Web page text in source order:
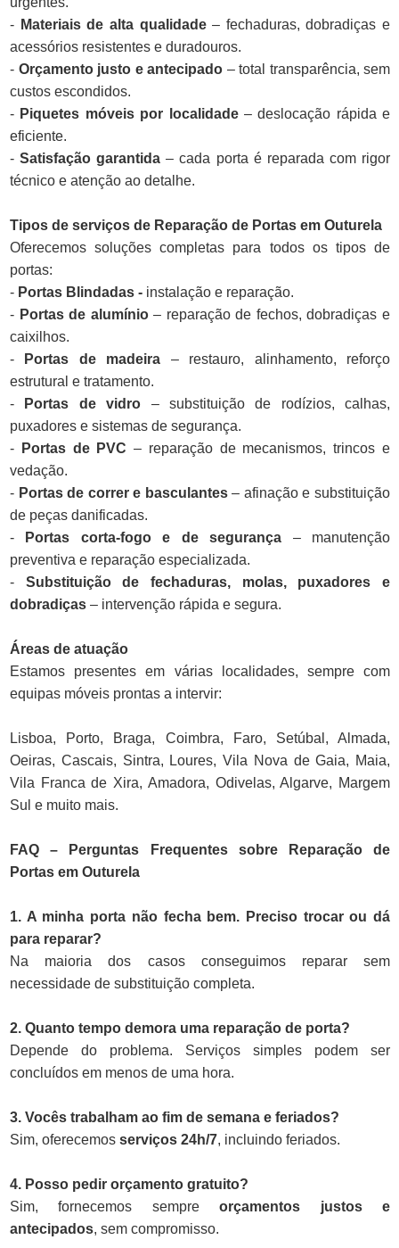
- Materiais de alta qualidade– fechaduras, dobradiças e
acessórios resistentes e duradouros.
- Orçamento justo e antecipado – total transparência, sem
custos escondidos.
- Piquetes móveis por localidade– deslocação rápida e
eficiente.
-Satisfação garantida – cada porta é reparada com rigor
técnico e atenção ao detalhe.
Tipos de serviços de Reparação de Portas em Outurela
Oferecemos soluções completas para todos os tipos de
portas:
- Portas Blindadas - instalação e reparação.
- Portas de alumínio– reparação de fechos, dobradiças e
caixilhos.
-
Portas de madeira – restauro, alinhamento, reforço
estrutural e tratamento.
-
Portas de vidro – substituição de rodízios, calhas,
puxadores e sistemas de segurança.
-
Portas de PVC – reparação de mecanismos, trincos e
vedação.
- Portas de correr e basculantes– afinação e substituição
de peças danificadas.
-
Portas corta-fogo e de segurança – manutenção
preventiva e reparação especializada.
- Substituição de fechaduras, molas, puxadores e
dobradiças – intervenção rápida e segura.
Áreas de atuação
Estamos presentes em várias localidades, sempre com
equipas móveis prontas a intervir:
Lisboa, Porto, Braga, Coimbra, Faro, Setúbal, Almada,
Oeiras, Cascais, Sintra, Loures, Vila Nova de Gaia, Maia,
Vila Franca de Xira, Amadora, Odivelas, Algarve, Margem
Sul e muito mais.
FAQ – Perguntas Frequentes sobre Reparação de
Portas em Outurela
1. A minha porta não fecha bem. Preciso trocar ou dá
para reparar?
Na maioria dos casos conseguimos reparar sem
necessidade de substituição completa.
2. Quanto tempo demora uma reparação de porta?
Depende do problema. Serviços simples podem ser
concluídos em menos de uma hora.
3. Vocês trabalham ao fim de semana e feriados?
Sim, oferecemos serviços 24h/7, incluindo feriados.
4. Posso pedir orçamento gratuito?
Sim, fornecemos sempreorçamentos justos e
antecipados, sem compromisso.